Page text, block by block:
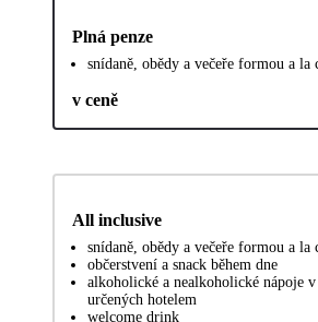
Plná penze
snídaně, obědy a večeře formou a la
v ceně
All inclusive
snídaně, obědy a večeře formou a la
občerstvení a snack během dne
alkoholické a nealkoholické nápoje v
určených hotelem
welcome drink